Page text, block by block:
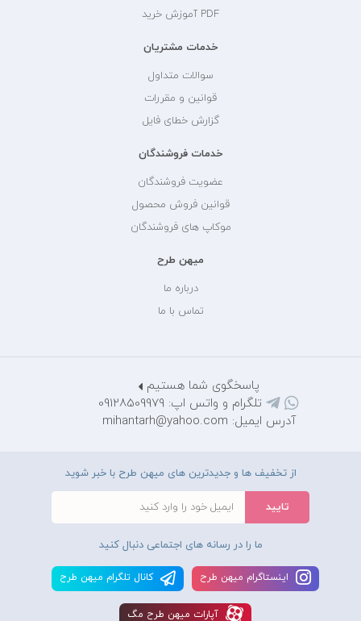
PDF آموزش خرید
خدمات مشتریان
سوالات متداول
قوانین و مقررات
گزارش خطای فایل
خدمات فروشندگان
عضویت فروشندگان
قوانین فروش محصول
موکاپ های فروشندگان
میهن طرح
درباره ما
تماس با ما
پاسخگوی شما هستیم
تلگرام و واتس اپ: 09128509979
آدرس ایمیل: mihantarh@yahoo.com
از تخفیف ها و جدیدترین های میهن طرح با خبر شوید
ما را در رسانه های اجتماعی دنبال کنید
اينستاگرام ميهن طرح کانال تلگرام ميهن طرح
آپارات ميهن طرح مگ